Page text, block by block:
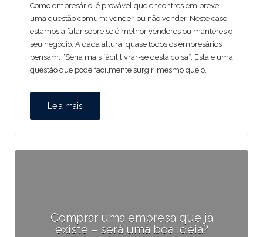
Como empresário, é provável que encontres em breve
uma questão comum: vender, ou não vender. Neste caso,
estamos a falar sobre se é melhor venderes ou manteres o
seu negócio. A dada altura, quase todos os empresários
pensam: “Seria mais fácil livrar-se desta coisa”. Esta é uma
questão que pode facilmente surgir, mesmo que o…
Leia mais
Comprar uma empresa que já
existe – será uma boa ideia?